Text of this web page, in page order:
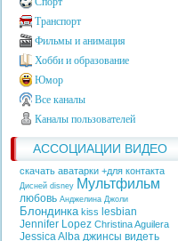
Транспорт
Фильмы и анимация
Хобби и образование
Юмор
Все каналы
Каналы пользователей
АССОЦИАЦИИ ВИДЕО
скачать аватарки +для контакта
Дисней disney Мультфильм
любовь Анджелина Джоли
Блондинка kiss lesbian
Jennifer Lopez Christina Aguilera
Jessica Alba джинсы видеть